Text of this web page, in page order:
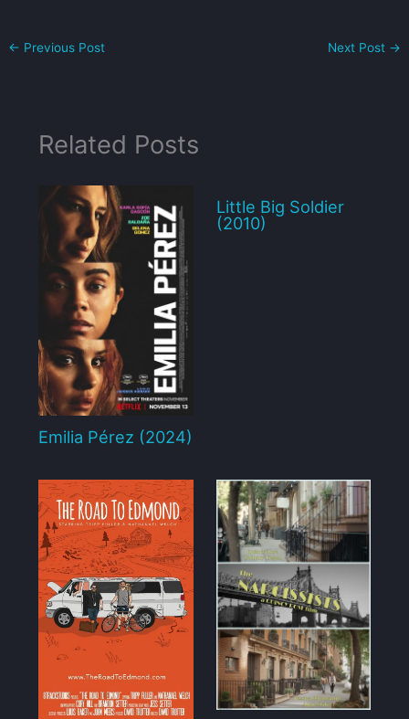
← Previous Post Next Post →
Related Posts
Emilia Pérez (2024)
Little Big Soldier
(2010)